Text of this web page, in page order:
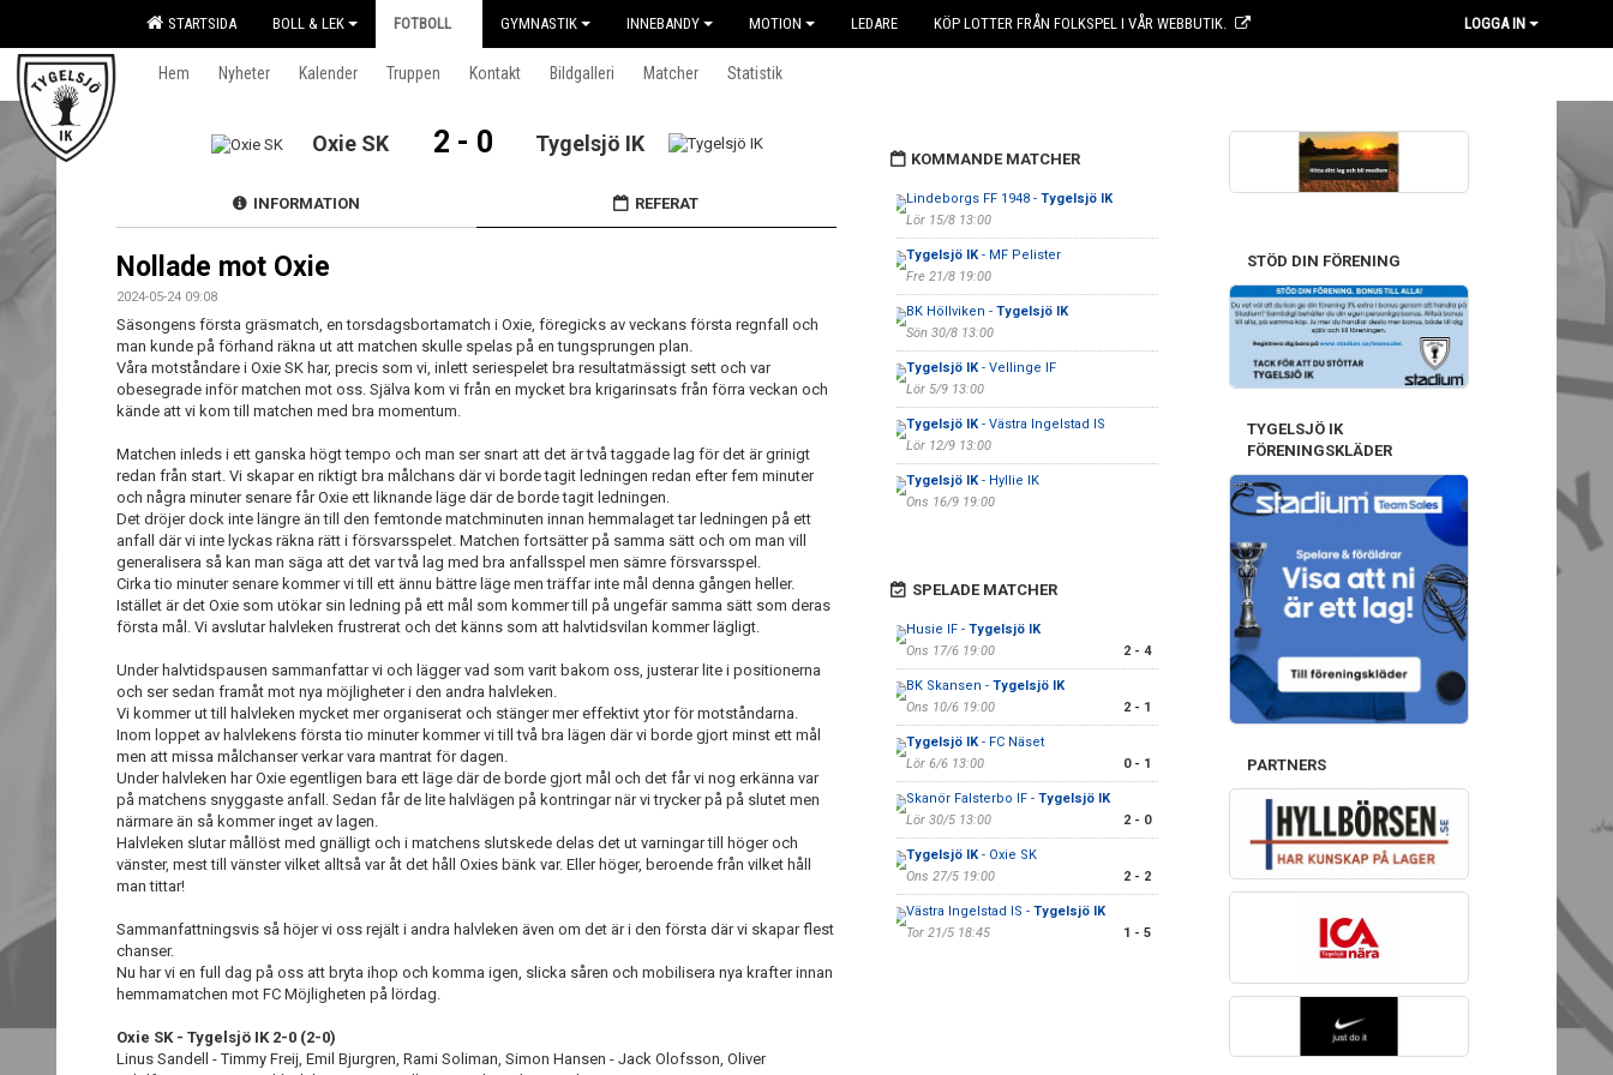
STARTSIDA BOLL & LEK FOTBOLL GYMNASTIK INNEBANDY MOTION LEDARE KÖP LOTTER FRÅN FOLKSPEL I VÅR WEBBUTIK. LOGGA IN
Hem Nyheter Kalender Truppen Kontakt Bildgalleri Matcher Statistik
Oxie SK 2 - 0 Tygelsjö IK
INFORMATION REFERAT
Nollade mot Oxie
2024-05-24 09:08
Säsongens första gräsmatch, en torsdagsbortamatch i Oxie, föregicks av veckans första regnfall och
man kunde på förhand räkna ut att matchen skulle spelas på en tungsprungen plan.
Våra motståndare i Oxie SK har, precis som vi, inlett seriespelet bra resultatmässigt sett och var
obesegrade inför matchen mot oss. Själva kom vi från en mycket bra krigarinsats från förra veckan och
kände att vi kom till matchen med bra momentum.
Matchen inleds i ett ganska högt tempo och man ser snart att det är två taggade lag för det är grinigt
redan från start. Vi skapar en riktigt bra målchans där vi borde tagit ledningen redan efter fem minuter
och några minuter senare får Oxie ett liknande läge där de borde tagit ledningen.
Det dröjer dock inte längre än till den femtonde matchminuten innan hemmalaget tar ledningen på ett
anfall där vi inte lyckas räkna rätt i försvarsspelet. Matchen fortsätter på samma sätt och om man vill
generalisera så kan man säga att det var två lag med bra anfallsspel men sämre försvarsspel.
Cirka tio minuter senare kommer vi till ett ännu bättre läge men träffar inte mål denna gången heller.
Istället är det Oxie som utökar sin ledning på ett mål som kommer till på ungefär samma sätt som deras
första mål. Vi avslutar halvleken frustrerat och det känns som att halvtidsvilan kommer lägligt.
Under halvtidspausen sammanfattar vi och lägger vad som varit bakom oss, justerar lite i positionerna
och ser sedan framåt mot nya möjligheter i den andra halvleken.
Vi kommer ut till halvleken mycket mer organiserat och stänger mer effektivt ytor för motståndarna.
Inom loppet av halvlekens första tio minuter kommer vi till två bra lägen där vi borde gjort minst ett mål
men att missa målchanser verkar vara mantrat för dagen.
Under halvleken har Oxie egentligen bara ett läge där de borde gjort mål och det får vi nog erkänna var
på matchens snyggaste anfall. Sedan får de lite halvlägen på kontringar när vi trycker på på slutet men
närmare än så kommer inget av lagen.
Halvleken slutar mållöst med gnälligt och i matchens slutskede delas det ut varningar till höger och
vänster, mest till vänster vilket alltså var åt det håll Oxies bänk var. Eller höger, beroende från vilket håll
man tittar!
Sammanfattningsvis så höjer vi oss rejält i andra halvleken även om det är i den första där vi skapar flest
chanser.
Nu har vi en full dag på oss att bryta ihop och komma igen, slicka såren och mobilisera nya krafter innan
hemmamatchen mot FC Möjligheten på lördag.
Oxie SK - Tygelsjö IK 2-0 (2-0)
Linus Sandell - Timmy Freij, Emil Bjurgren, Rami Soliman, Simon Hansen - Jack Olofsson, Oliver
KOMMANDE MATCHER
Lindeborgs FF 1948 - Tygelsjö IK
Lör 15/8 13:00
Tygelsjö IK- MF Pelister
Fre 21/8 19:00
BK Höllviken - Tygelsjö IK
Sön 30/8 13:00
Tygelsjö IK- Vellinge IF
Lör 5/9 13:00
Tygelsjö IK- Västra Ingelstad IS
Lör 12/9 13:00
Tygelsjö IK- Hyllie IK
Ons 16/9 19:00
SPELADE MATCHER
Husie IF - Tygelsjö IK
Ons 17/6 19:00
2 - 4
BK Skansen - Tygelsjö IK
Ons 10/6 19:00
2 - 1
Tygelsjö IK- FC Näset
Lör 6/6 13:00
0 - 1
Skanör Falsterbo IF - Tygelsjö IK
Lör 30/5 13:00
2 - 0
Tygelsjö IK- Oxie SK
Ons 27/5 19:00
2 - 2
Västra Ingelstad IS - Tygelsjö IK
Tor 21/5 18:45
1 - 5
STÖD DIN FÖRENING
TYGELSJÖ IK
FÖRENINGSKLÄDER
PARTNERS